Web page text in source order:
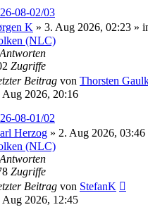
08-02/03
K » 3. Aug 2026, 02:23 »
(NLC)
Antworten
Zugriffe
Beitrag von Thorsten
Aug 2026, 20:16
08-01/02
Herzog » 2. Aug 2026, 03:46
(NLC)
Antworten
Zugriffe
Beitrag von StefanK
Aug 2026, 12:45